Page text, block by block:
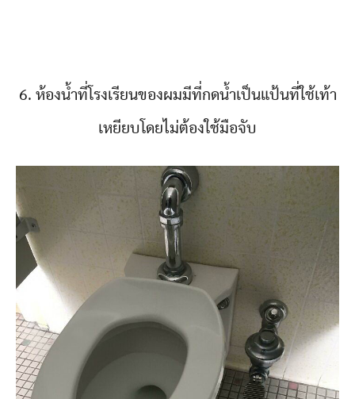
6. ห้องน้ำที่โรงเรียนของผมมีที่กดน้ำเป็นแป้นที่ใช้เท้า
เหยียบโดยไม่ต้องใช้มือจับ